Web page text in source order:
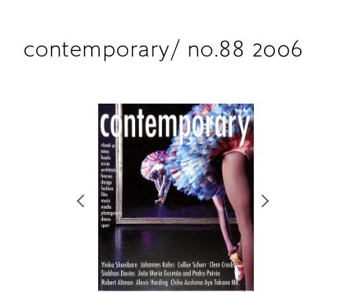
SCHOLARSHIP
コンサート
contemporary/ no.88 2006